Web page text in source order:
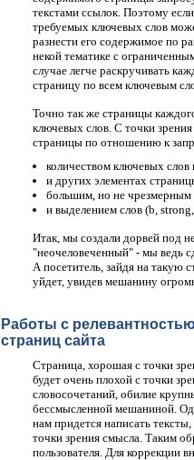
текстами ссылок. Поэтому
требуемых ключевых слов
разнести его содержимое по
некой тематике с
случае легче раскручивать
страницу по всем ключевым
Точно так же страницы
ключевых слов. С точки
страницы по отношению к
количеством ключевых
и других элементах
большим, но не чрезмерным
и выделением слов (b,
Итак, мы создали дорвей под
"неочеловеченный" - мы ведь
А посетитель, зайдя на такую
уйдет, увидев мешанину
Работы с
страниц сайта
Страница, хорошая с точки
будет очень плохой с точки
словосочетаний, обилие
бессмысленной мешаниной.
нам придется написать
точки зрения смысла. Таким
пользователя. Для коррекции